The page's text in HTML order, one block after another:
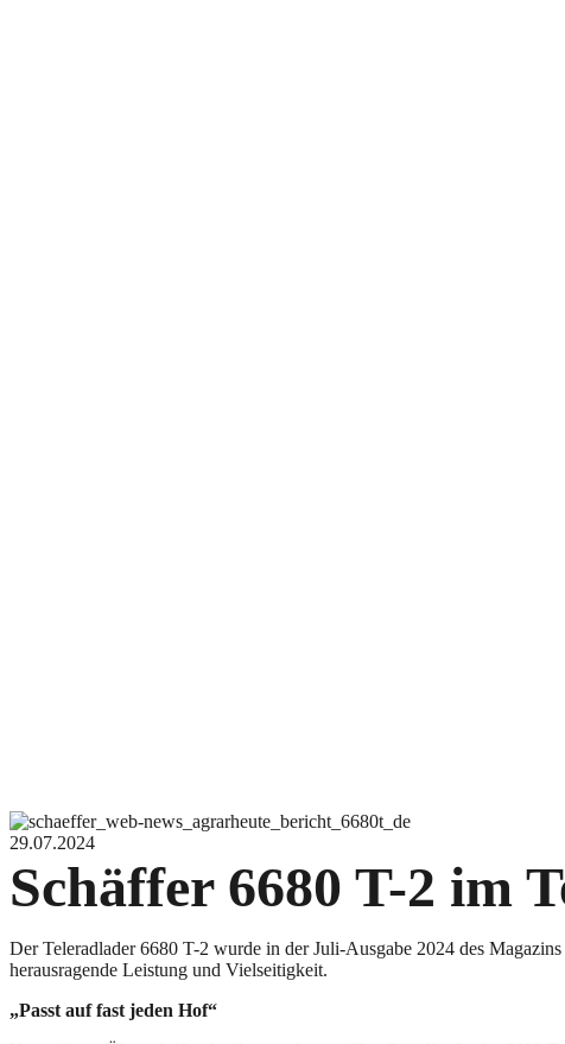
29.07.2024
Schäffer 6680 T-2 im
Der Teleradlader 6680 T-2 wurde in der Juli-Ausgabe 2024 des
herausragende Leistung und Vielseitigkeit.
„Passt auf fast jeden Hof“